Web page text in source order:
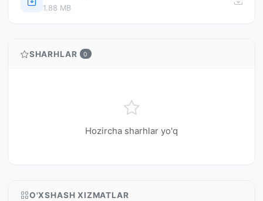
1.88 MB
SHARHLAR 0
Hozircha sharhlar yo'q
O'XSHASH XIZMATLAR